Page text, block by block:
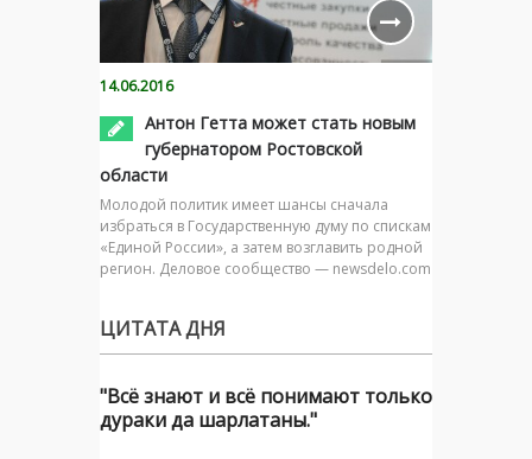
14.06.2016
Антон Гетта может стать новым
губернатором Ростовской
области
Молодой политик имеет шансы сначала
избраться в Государственную думу по спискам
«Единой России», а затем возглавить родной
регион. Деловое сообщество — newsdelo.com
ЦИТАТА ДНЯ
"Всё знают и всё понимают только
дураки да шарлатаны."